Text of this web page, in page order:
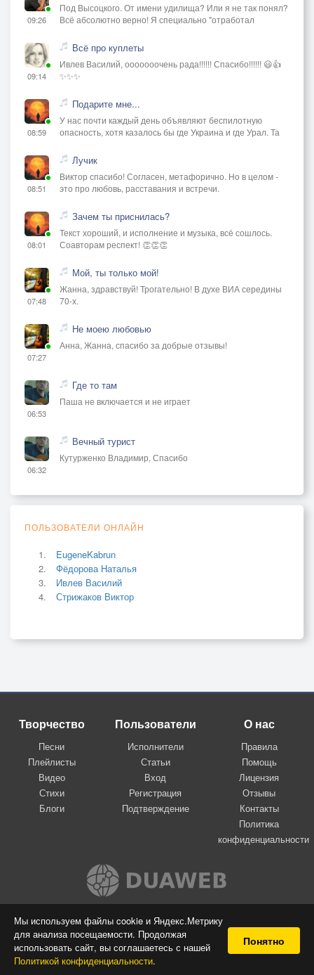
Мы используем файлы cookie и Яндекс.Метрику
для анализа посещаемости. Продолжая
использовать сайт, вы соглашаетесь с нашей
Политикой конфиденциальности.
Понятно
09:26
Под Высоцкого. От имени удилища? Или я не так понял?
Всё абсолютно верно! Я специально "отработал
09:14
Всё про куплеты
Ивлев Василий, ооооооочень рада!!!!!! Спасибо!!!!!! 😃👍
✨✨✨
08:59
Подарите мне...
У нас почти каждый день объявляют беспилотную
опасность, хотя казалось бы где Украина и где Урал. Та
08:51
Лучик
Виктор спасибо! Согласен, метафорично. Но в целом -
это про любовь, расставания и встречи.
08:01
Зачем ты приснилась?
Текст хороший, и исполнение и музыка, всё сошлось.
Соавторам респект! 👏👏👏
07:48
Мой, ты только мой!
Жанна, здравствуй! Трогательно! В духе ВИА середины
70-х.
07:27
Не моею любовью
Анна, Жанна, спасибо за добрые отзывы!
06:53
Где то там
Паша не включается и не играет
06:32
Вечный турист
Кутурженко Владимир, Спасибо
ПОЛЬЗОВАТЕЛИ ОНЛАЙН
EugeneKabrun
Фёдорова Наталья
Ивлев Василий
Стрижаков Виктор
Творчество
Песни
Плейлисты
Видео
Стихи
Блоги
Пользователи
Исполнители
Статьи
Вход
Регистрация
Подтверждение
О нас
Правила
Помощь
Лицензия
Отзывы
Контакты
Политика
конфиденциальности
Вконтакте
© 2009-2026 Я-пою
Музыкальный сайт самовыражения